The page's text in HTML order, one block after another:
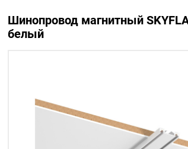
Шинопровод магнитный
белый